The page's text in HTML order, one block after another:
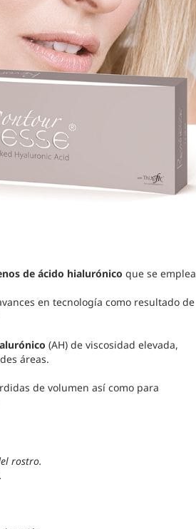
de ácido hialurónico que se emplea
en tecnología como resultado de
(AH) de viscosidad elevada,
áreas.
de volumen así como para
rostro.